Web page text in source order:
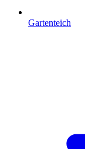
Gartenteich